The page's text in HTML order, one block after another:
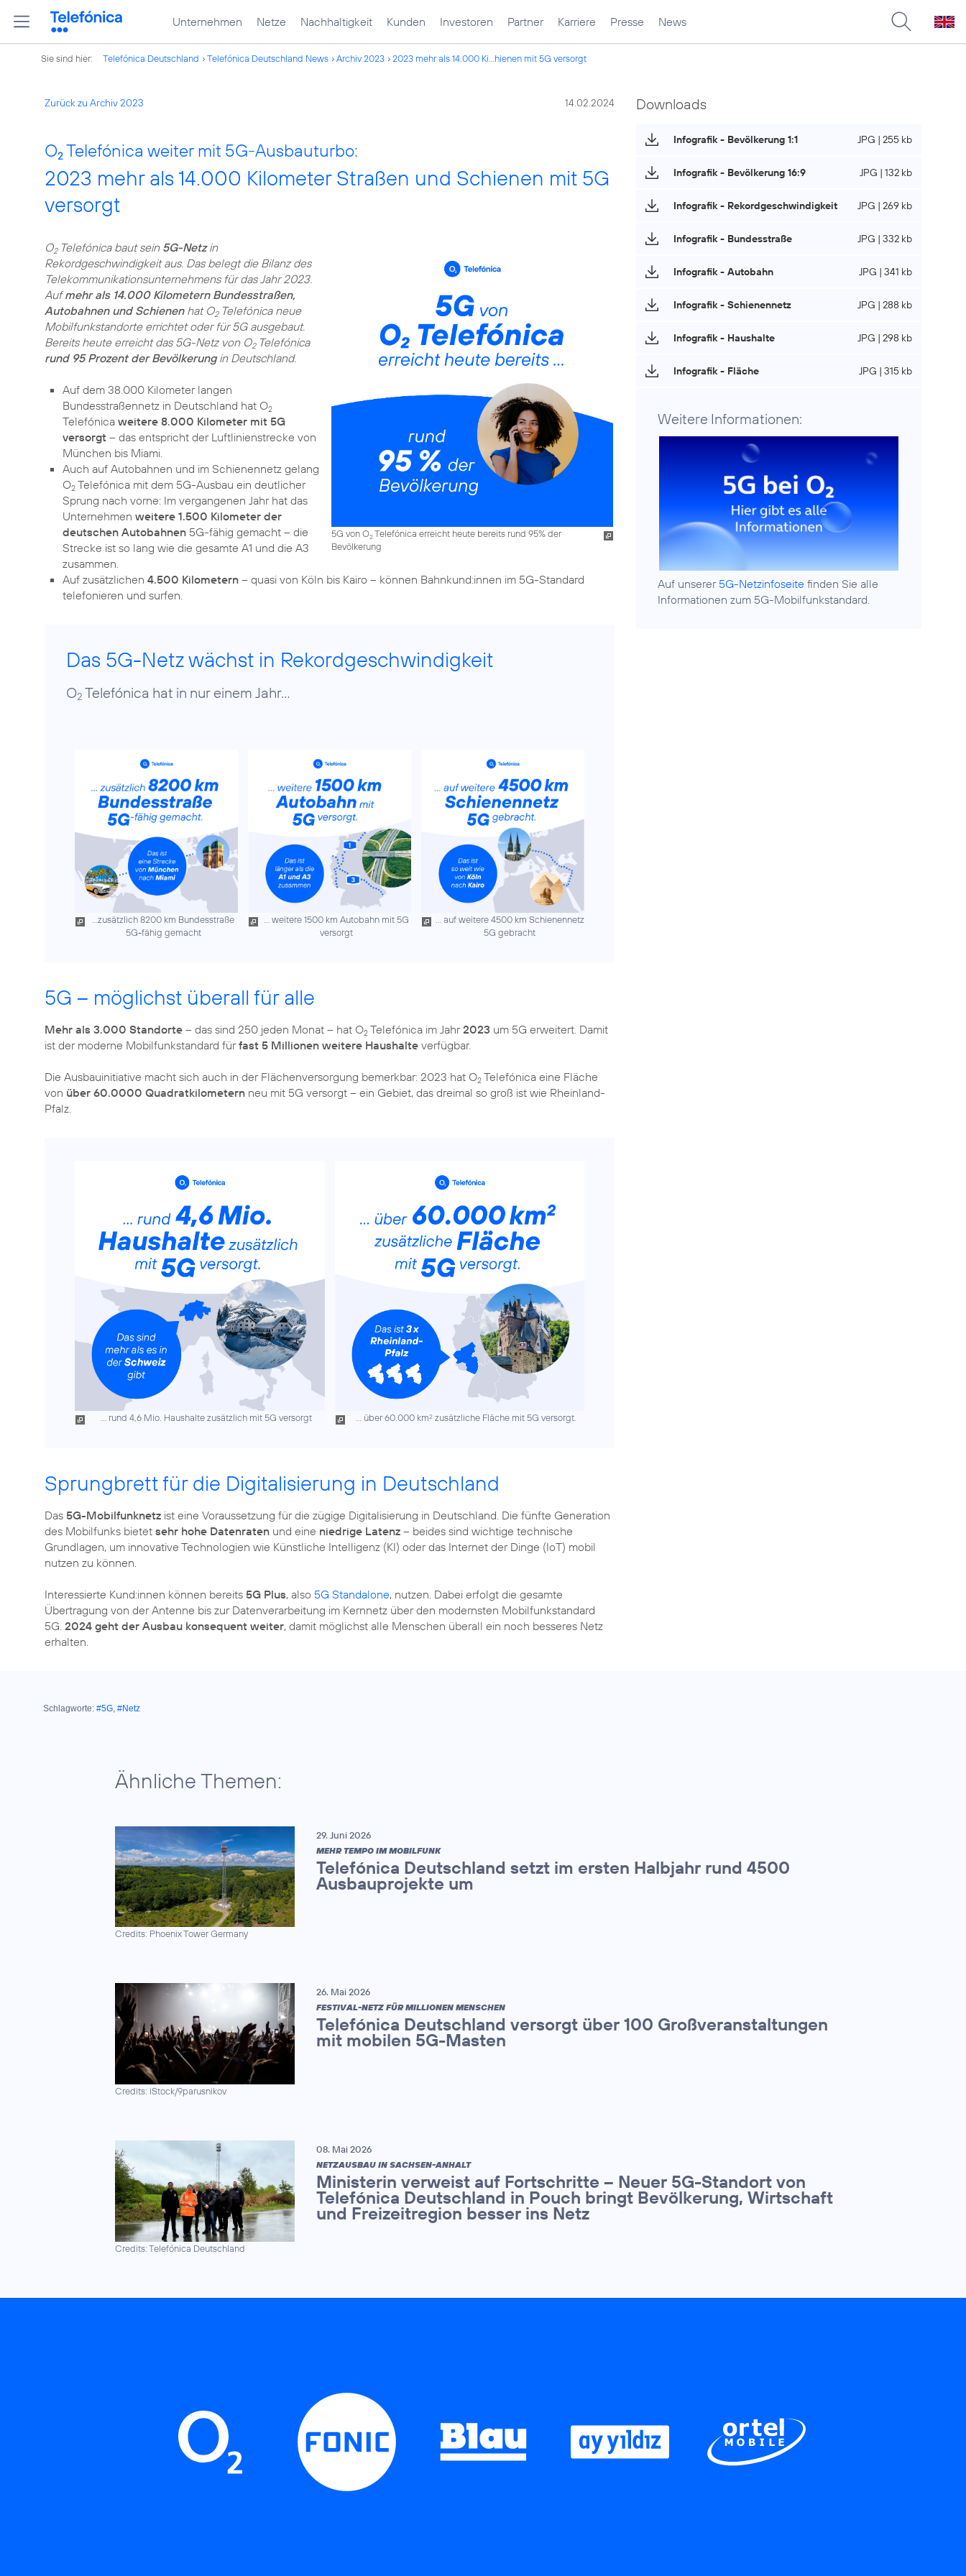
Unternehmen Netze Nachhaltigkeit Kunden Investoren Partner Karriere Presse News
Sie sind hier: Telefónica Deutschland Telefónica Deutschland News Archiv 2023 2023 mehr als 14.000 Ki...hienen mit 5G versorgt
Zurück zu Archiv 2023 14.02.2024
O2 Telefónica weiter mit 5G-Ausbauturbo:
2023 mehr als 14.000 Kilometer Straßen und Schienen mit 5G
versorgt
5G von O2Telefónica erreicht heute bereits rund 95% der
Bevölkerung
O2Telefónica baut sein 5G-Netzin
Rekordgeschwindigkeit aus. Das belegt die Bilanz des
Telekommunikations­unternehmens für das Jahr 2023.
Aufmehr als 14.000 Kilometern Bundesstraßen,
Autobahnen und Schienenhat O2Telefónica neue
Mobilfunkstandorte errichtet oder für 5G ausgebaut.
Bereits heute erreicht das 5G-Netz von O2Telefónica
rund 95 Prozent der Bevölkerungin Deutschland.
Auf dem 38.000 Kilometer langen
Bundesstraßennetz in Deutschland hat O2
Telefónica weitere 8.000 Kilometer mit 5G
versorgt – das entspricht der Luftlinienstrecke von
München bis Miami.
Auch auf Autobahnen und im Schienennetz gelang
O2 Telefónica mit dem 5G-Ausbau ein deutlicher
Sprung nach vorne: Im vergangenen Jahr hat das
Unternehmen weitere 1.500 Kilometer der
deutschen Autobahnen 5G-fähig gemacht – die
Strecke ist so lang wie die gesamte A1 und die A3
zusammen.
Auf zusätzlichen 4.500 Kilometern – quasi von Köln bis Kairo – können Bahnkund:innen im 5G-Standard
telefonieren und surfen.
Das 5G-Netz wächst in Rekordgeschwindigkeit
O2 Telefónica hat in nur einem Jahr...
...zusätzlich 8200 km Bundesstraße
5G-fähig gemacht
... weitere 1500 km Autobahn mit 5G
versorgt
... auf weitere 4500 km Schienennetz
5G gebracht
5G – möglichst überall für alle
Mehr als 3.000 Standorte – das sind 250 jeden Monat – hat O2 Telefónica im Jahr2023 um 5G erweitert. Damit
ist der moderne Mobilfunkstandard fürfast 5 Millionen weitere Haushalte verfügbar.
Die Ausbauinitiative macht sich auch in der Flächenversorgung bemerkbar: 2023 hat O2 Telefónica eine Fläche
von über 60.0000 Quadratkilometern neu mit 5G versorgt – ein Gebiet, das dreimal so groß ist wie Rheinland-
Pfalz.
... rund 4,6 Mio. Haushalte zusätzlich mit 5G versorgt ... über 60.000 km2 zusätzliche Fläche mit 5G versorgt.
Sprungbrett für die Digitalisierung in Deutschland
Das 5G-Mobilfunknetz ist eine Voraussetzung für die zügige Digitalisierung in Deutschland. Die fünfte Generation
des Mobilfunks bietet sehr hohe Datenraten und eine niedrige Latenz – beides sind wichtige technische
Grundlagen, um innovative Technologien wie Künstliche Intelligenz (KI) oder das Internet der Dinge (IoT) mobil
nutzen zu können.
Interessierte Kund:innen können bereits 5G Plus, also 5G Standalone, nutzen. Dabei erfolgt die gesamte
Übertragung von der Antenne bis zur Datenverarbeitung im Kernnetz über den modernsten Mobilfunkstandard
5G. 2024 geht der Ausbau konsequent weiter, damit möglichst alle Menschen überall ein noch besseres Netz
Downloads
Infografik - Bevölkerung 1:1 JPG | 255 kb
Infografik - Bevölkerung 16:9 JPG | 132 kb
Infografik - Rekordgeschwindigkeit JPG | 269 kb
Infografik - Bundesstraße JPG | 332 kb
Infografik - Autobahn JPG | 341 kb
Infografik - Schienennetz JPG | 288 kb
Infografik - Haushalte JPG | 298 kb
Infografik - Fläche JPG | 315 kb
Weitere Informationen:
Auf unserer 5G-Netzinfoseite finden Sie alle
Informationen zum 5G-Mobilfunkstandard.
Schlagworte: #5G #Netz
Ähnliche Themen:
Credits: Phoenix Tower Germany
29. Juni 2026
MEHR TEMPO IM MOBILFUNK
Telefónica Deutschland setzt im ersten Halbjahr rund 4500
Ausbauprojekte um
Credits: iStock/9parusnikov
26. Mai 2026
FESTIVAL-NETZ FÜR MILLIONEN MENSCHEN
Telefónica Deutschland versorgt über 100 Großveranstaltungen
mit mobilen 5G-Masten
Credits: Telefónica Deutschland
08. Mai 2026
NETZAUSBAU IN SACHSEN-ANHALT
Ministerin verweist auf Fortschritte – Neuer 5G-Standort von
Telefónica Deutschland in Pouch bringt Bevölkerung, Wirtschaft
und Freizeitregion besser ins Netz